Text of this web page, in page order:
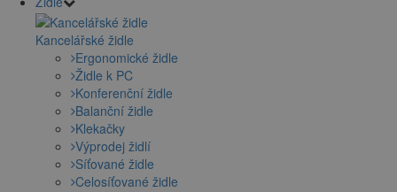
Kancelářské židle
Ergonomické židle
Židle k PC
Konferenční židle
Balanční židle
Klekačky
Výprodej židlí
Síťované židle
Celosíťované židle